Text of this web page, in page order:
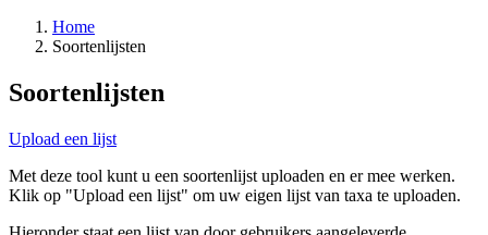
Home
Soortenlijsten
Soortenlijsten
Upload een lijst
Met deze tool kunt u een soortenlijst uploaden en er mee werken.
Klik op "Upload een lijst" om uw eigen lijst van taxa te uploaden.